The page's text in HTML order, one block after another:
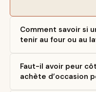
Comment savoir si
tenir au four ou au
Faut-il avoir peur
achète d’occasion